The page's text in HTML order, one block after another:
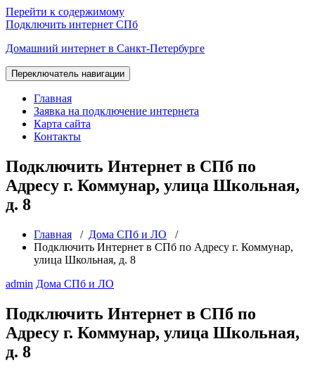
Перейти к содержимому
Подключить интернет СПб
Домашний интернет в Санкт-Петербурге
Переключатель навигации
Главная
Заявка на подключение интернета
Карта сайта
Контакты
Подключить Интернет в СПб по
Адресу г. Коммунар, улица Школьная,
д. 8
Главная / Дома СПб и ЛО /
Подключить Интернет в СПб по Адресу г. Коммунар,
улица Школьная, д. 8
admin Дома СПб и ЛО
Подключить Интернет в СПб по
Адресу г. Коммунар, улица Школьная,
д. 8